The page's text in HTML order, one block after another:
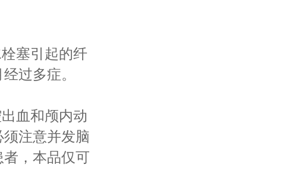
塞引起的纤
过多症。
血和颅内动
注意并发脑
，本品仅可